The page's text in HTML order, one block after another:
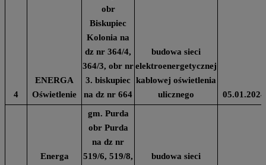
4
ENERGA
Oświetlenie
obr
Biskupiec
Kolonia na
dz nr 364/4,
364/3, obr nr
3. biskupiec
na dz nr 664
budowa sieci
elektroenergetycznej
kablowej oświetlenia
ulicznego
05.01.2024
Energa
gm. Purda
obr Purda
na dz nr
519/6, 519/8,
budowa sieci